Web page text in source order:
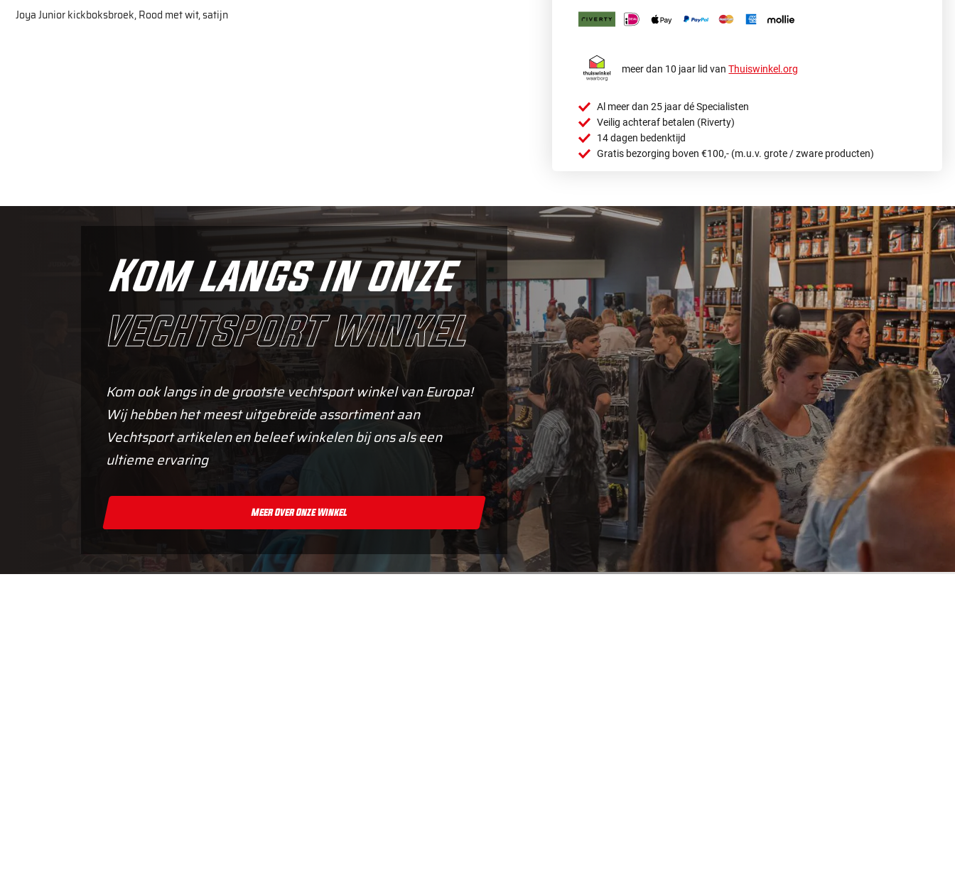
meer dan 10 jaar lid vanThuiswinkel.org
Al meer dan 25 jaar dé Specialisten
Veilig achteraf betalen (Riverty)
14 dagen bedenktijd
Gratis bezorging boven €100,- (m.u.v. grote / zware producten)
Joya Junior kickboksbroek, Rood met wit, satijn
Kom langs in onze
vechtsport winkel
Kom ook langs in de grootste vechtsport winkel van Europa!
Wij hebben het meest uitgebreide assortiment aan
Vechtsport artikelen en beleef winkelen bij ons als een
ultieme ervaring
Meer Over Onze Winkel